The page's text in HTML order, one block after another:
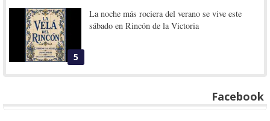
5
La noche más rociera del verano se vive este
sábado en Rincón de la Victoria
Facebook